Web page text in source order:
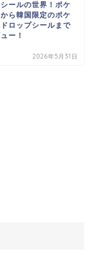
ールの世界！ポケ
ら韓国限定のポケ
ロップシールまで
ー！
2026年5月31日